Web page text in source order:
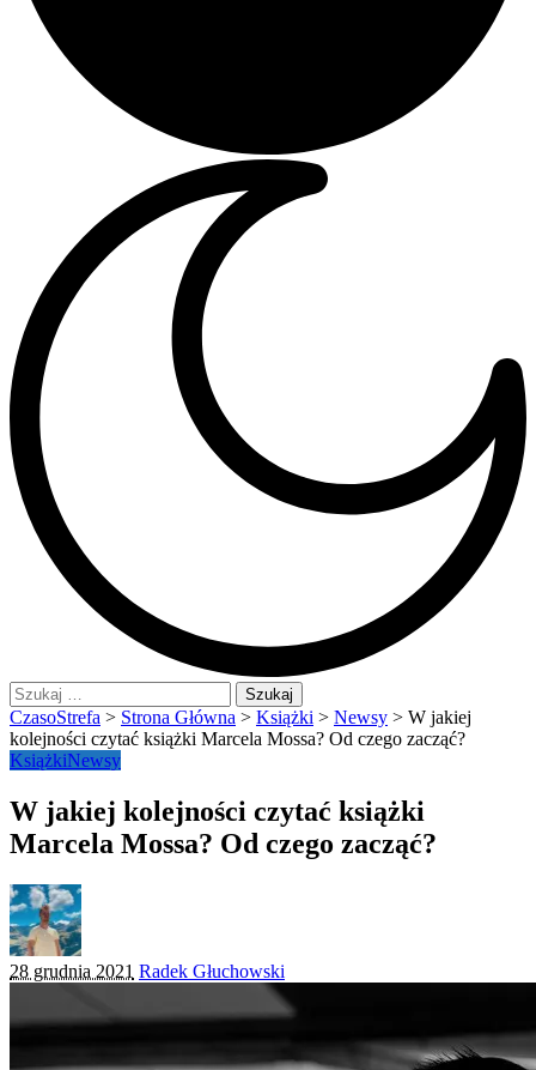
Szukaj:
CzasoStrefa > Strona Główna > Książki > Newsy > W jakiej
kolejności czytać książki Marcela Mossa? Od czego zacząć?
KsiążkiNewsy
W jakiej kolejności czytać książki
Marcela Mossa? Od czego zacząć?
28 grudnia 2021 Posted
Radek Głuchowski